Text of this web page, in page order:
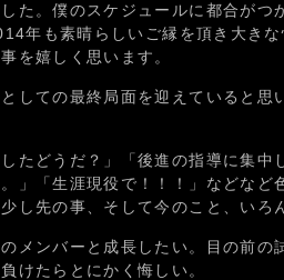
た。僕のスケジュールに都合がつ
年も素晴らしいご縁を頂き大き
を嬉しく思います。
しての最終局面を迎えていると思
したどうだ？」「後進の指導に集
」「生涯現役で！！！」などなど
し先の事、そして今のこと、いろ
メンバーと成長したい。目の前の
けたらとにかく悔しい。